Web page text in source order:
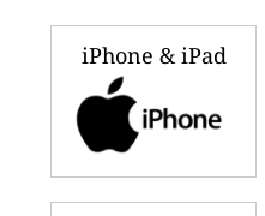
iPhone & iPad